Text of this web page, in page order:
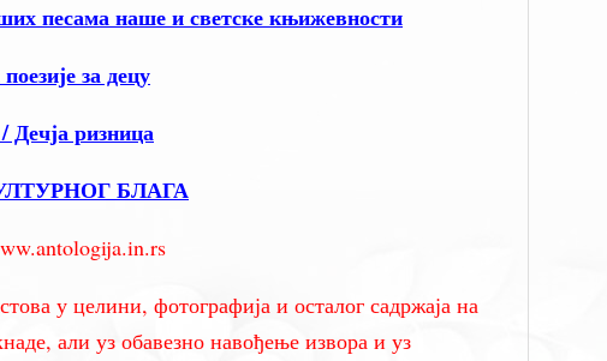
песама наше и светске књижевности
за децу
Дечја ризница
БЛАГА
у целини, фотографија и осталог садржаја на
али уз обавезно навођење извора и уз